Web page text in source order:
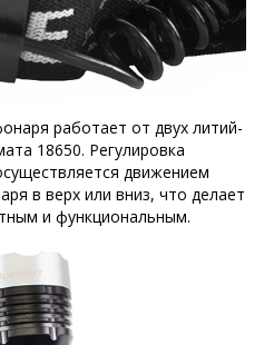
работает от двух литий-
18650. Регулировка
движением
в верх или вниз, что делает
и функциональным.